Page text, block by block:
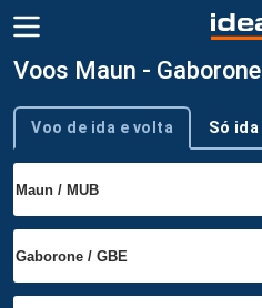
Voos Maun - Gaborone
Tipo de viagem
Voo de ida e volta Só ida